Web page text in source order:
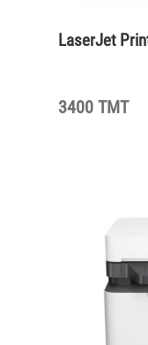
LaserJet
3400 TMT